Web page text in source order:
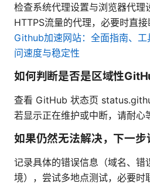
检查系统代理设置与浏览器代理
HTTPS流量的代理，必要时直接
Github加速网站：全面指南、
问速度与稳定性
如何判断是否是区域性
查看 GitHub 状态页
若显示正在维护或中断，请耐心
如果仍然无法解决，下一步
记录具体的错误信息（域名、错
境），尝试多地点测试，必要时